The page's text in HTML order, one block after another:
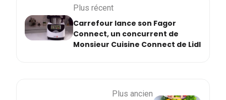
Plus récent
Carrefour lance son Fagor
Connect, un concurrent de
Monsieur Cuisine Connect de Lidl
Plus ancien